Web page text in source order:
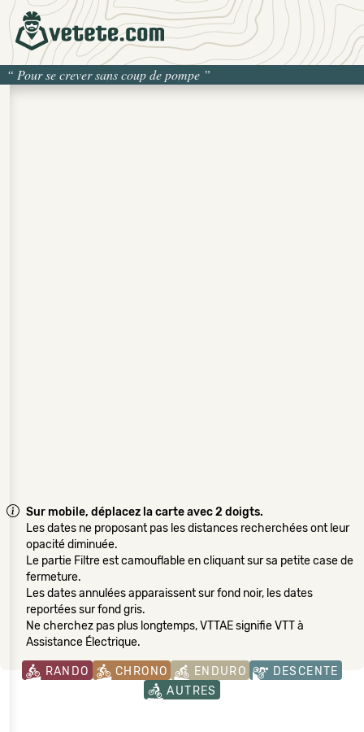
“ Pour se crever sans coup de pompe ”
Sur mobile, déplacez la carte avec 2 doigts.
Les dates ne proposant pas les distances recherchées ont leur
opacité diminuée.
Le partie Filtre est camouflable en cliquant sur sa petite case de
fermeture.
Les dates annulées apparaissent sur fond noir, les dates
reportées sur fond gris.
Ne cherchez pas plus longtemps, VTTAE signifie VTT à
Assistance Électrique.
RANDO CHRONO ENDURO
DESCENTE
AUTRES